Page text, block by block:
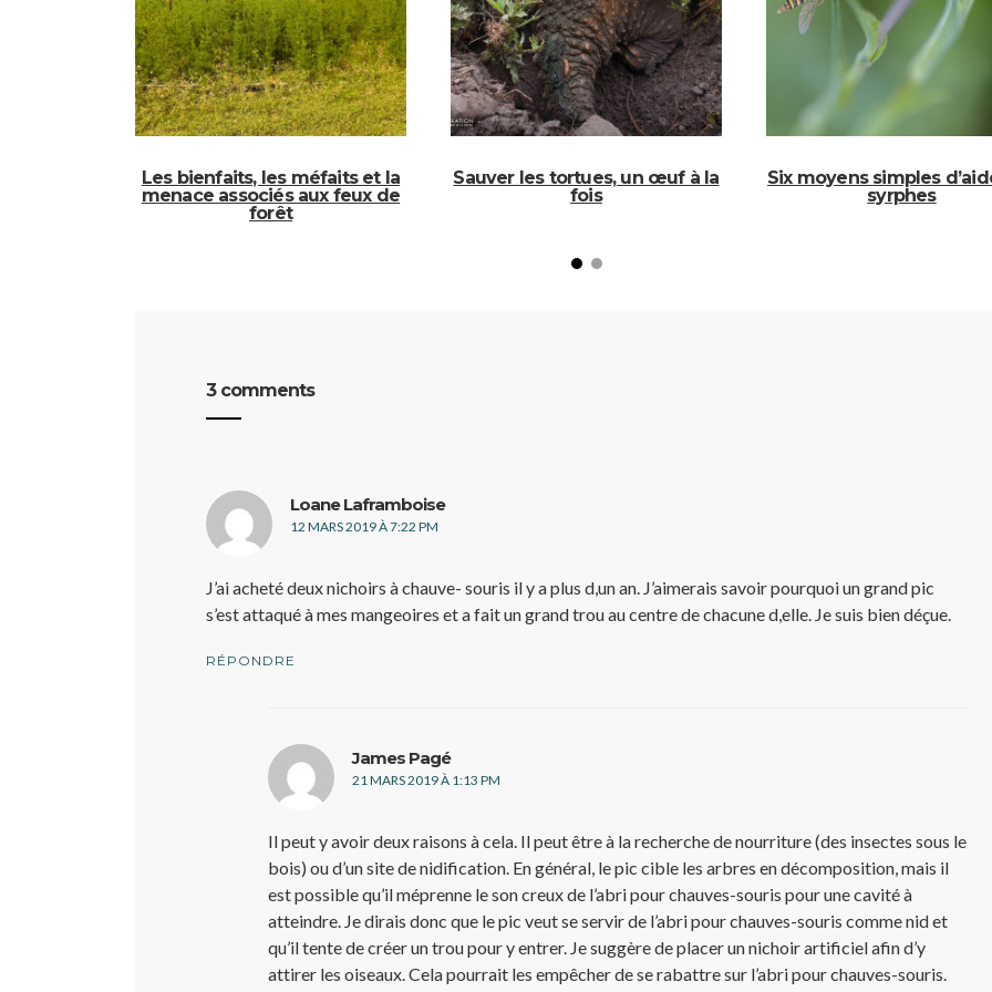
Les bienfaits, les méfaits et la
menace associés aux feux de
forêt
Sauver les tortues, un œuf à la
fois
Six moyens simples
syrphes
3 comments
Loane Laframboisedit :
12 MARS 2019 À 7:22 PM
J’ai acheté deux nichoirs à chauve- souris il y a plus d,un an. J’aimerais savoir pourquoi un grand pic
s’est attaqué à mes mangeoires et a fait un grand trou au centre de chacune d,elle. Je suis bien déçue.
RÉPONDRE
James Pagédit :
21 MARS 2019 À 1:13 PM
Il peut y avoir deux raisons à cela. Il peut être à la recherche de nourriture (des insectes sous le
bois) ou d’un site de nidification. En général, le pic cible les arbres en décomposition, mais il
est possible qu’il méprenne le son creux de l’abri pour chauves-souris pour une cavité à
atteindre. Je dirais donc que le pic veut se servir de l’abri pour chauves-souris comme nid et
qu’il tente de créer un trou pour y entrer. Je suggère de placer un nichoir artificiel afin d’y
attirer les oiseaux. Cela pourrait les empêcher de se rabattre sur l’abri pour chauves-souris.